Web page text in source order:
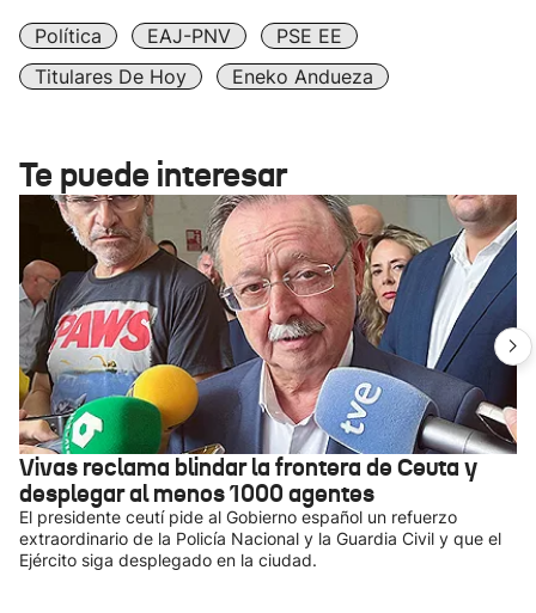
Política EAJ-PNV
PSE EE
Titulares De Hoy
Eneko Andueza
Te puede interesar
Vivas reclama blindar la frontera de Ceuta y
desplegar al menos 1000 agentes
El presidente ceutí pide al Gobierno español un refuerzo
extraordinario de la Policía Nacional y la Guardia Civil y que el
Ejército siga desplegado en la ciudad.